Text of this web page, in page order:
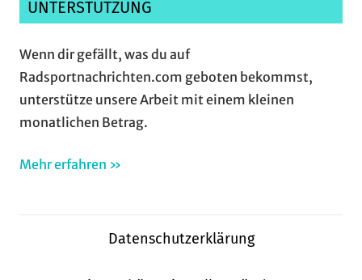
UNTERSTÜTZUNG
Wenn dir gefällt, was du auf
Radsportnachrichten.com geboten bekommst,
unterstütze unsere Arbeit mit einem kleinen
monatlichen Betrag.
Mehr erfahren »
Datenschutzerklärung